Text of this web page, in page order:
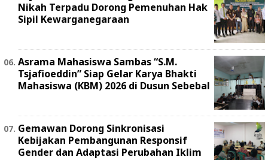
Nikah Terpadu Dorong Pemenuhan Hak
Sipil Kewarganegaraan
Asrama Mahasiswa Sambas “S.M.
Tsjafioeddin” Siap Gelar Karya Bhakti
Mahasiswa (KBM) 2026 di Dusun Sebebal
Gemawan Dorong Sinkronisasi
Kebijakan Pembangunan Responsif
Gender dan Adaptasi Perubahan Iklim